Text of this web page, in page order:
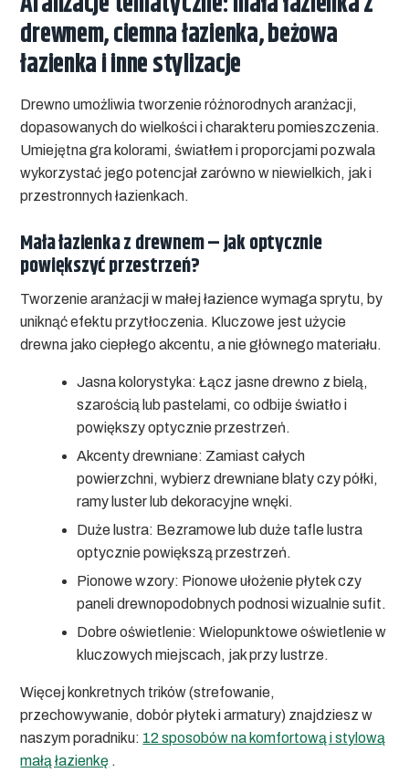
drewnem, ciemna łazienka, beżowa
łazienka i inne stylizacje
Drewno umożliwia tworzenie różnorodnych aranżacji,
dopasowanych do wielkości i charakteru pomieszczenia.
Umiejętna gra kolorami, światłem i proporcjami pozwala
wykorzystać jego potencjał zarówno w niewielkich, jak i
przestronnych łazienkach.
Mała łazienka z drewnem – jak optycznie
powiększyć przestrzeń?
Tworzenie aranżacji w małej łazience wymaga sprytu, by
uniknąć efektu przytłoczenia. Kluczowe jest użycie
drewna jako ciepłego akcentu, a nie głównego materiału.
Jasna kolorystyka: Łącz jasne drewno z bielą,
szarością lub pastelami, co odbije światło i
powiększy optycznie przestrzeń.
Akcenty drewniane: Zamiast całych
powierzchni, wybierz drewniane blaty czy półki,
ramy luster lub dekoracyjne wnęki.
Duże lustra: Bezramowe lub duże tafle lustra
optycznie powiększą przestrzeń.
Pionowe wzory: Pionowe ułożenie płytek czy
paneli drewnopodobnych podnosi wizualnie sufit.
Dobre oświetlenie: Wielopunktowe oświetlenie w
kluczowych miejscach, jak przy lustrze.
Więcej konkretnych trików (strefowanie,
przechowywanie, dobór płytek i armatury) znajdziesz w
naszym poradniku: 12 sposobów na komfortową i stylową
małą łazienkę .